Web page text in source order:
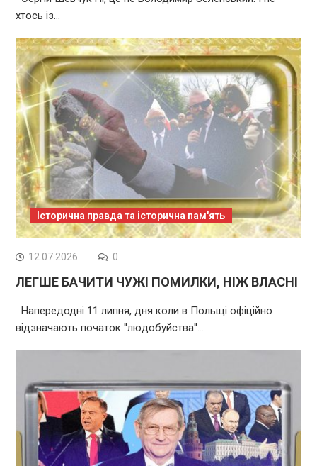
хтось із…
Історична правда та історична пам'ять
12.07.2026 0
ЛЕГШЕ БАЧИТИ ЧУЖІ ПОМИЛКИ, НІЖ ВЛАСНІ
Напередодні 11 липня, дня коли в Польщі офіційно
відзначають початок ''людобуйства''…